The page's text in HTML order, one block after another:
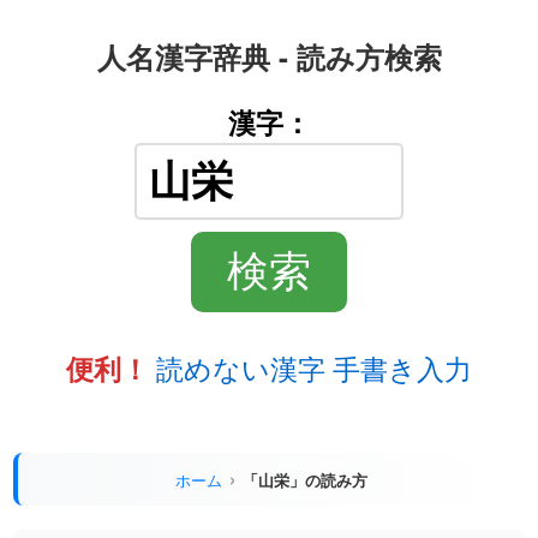
人名漢字辞典 - 読み方検索
漢字：
便利！ 読めない漢字 手書き入力
ホーム 「山栄」の読み方